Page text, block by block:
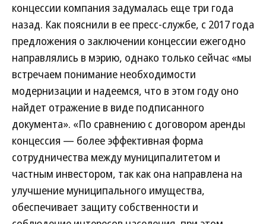
концессии компания задумалась еще три года
назад. Как пояснили в ее пресс-службе, с 2017 года
предложения о заключении концессии ежегодно
направлялись в мэрию, однако только сейчас «мы
встречаем понимание необходимости
модернизации и надеемся, что в этом году оно
найдет отражение в виде подписанного
документа». «По сравнению с договором аренды
концессия — более эффективная форма
сотрудничества между муниципалитетом и
частным инвестором, так как она направлена на
улучшение муниципального имущества,
обеспечивает защиту собственности и